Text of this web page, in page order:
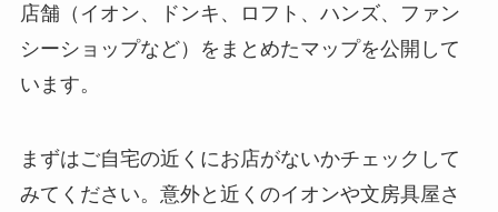
店舗（イオン、ドンキ、ロフト、ハンズ、ファン
シーショップなど）をまとめたマップを公開して
います。
まずはご自宅の近くにお店がないかチェックして
みてください。意外と近くのイオンや文房具屋さ